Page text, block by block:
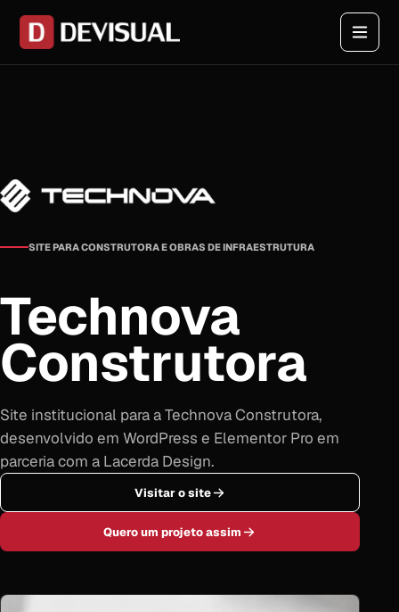
SITE PARA CONSTRUTORA E OBRAS DE INFRAESTRUTURA
Technova
Construtora
Site institucional para a Technova Construtora,
desenvolvido em WordPress e Elementor Pro em
parceria com a Lacerda Design.
Visitar o site
Quero um projeto assim